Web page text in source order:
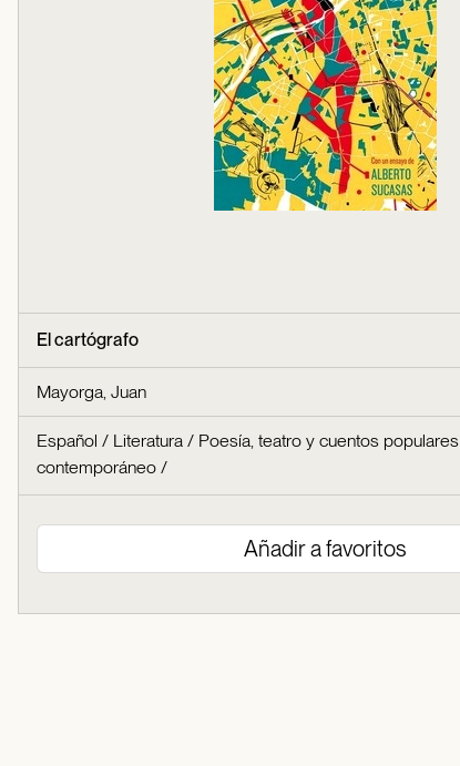
El cartógrafo
Mayorga, Juan
Español / Literatura / Poesía, teatro y cuentos populares
contemporáneo /
Añadir a favoritos